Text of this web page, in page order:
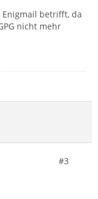
betrifft, da
nicht mehr
#3